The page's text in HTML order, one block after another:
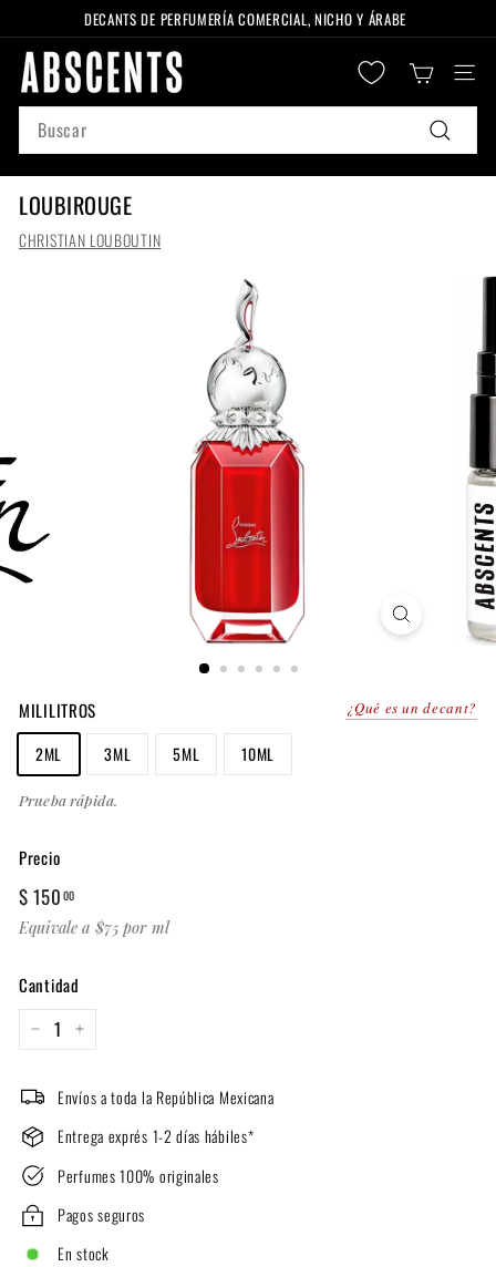
directamente
contenido
diapositivas
DECANTS DE PERFUMERÍA COMERCIAL, NICHO Y ÁRABE
A
B
S
C
E
N
T
Search
Buscar
LOUBIROUGE
CHRISTIAN LOUBOUTIN
MILILITROS ¿Qué es un decant?
2ML 3ML 5ML 10ML
Prueba rápida.
Precio
Precio
habitual
$ 150 00$
150.00
Equivale a $75 por ml
Cantidad
+
Envíos a toda la República Mexicana
Entrega exprés 1-2 días hábiles*
Perfumes 100% originales
Pagos seguros
En stock